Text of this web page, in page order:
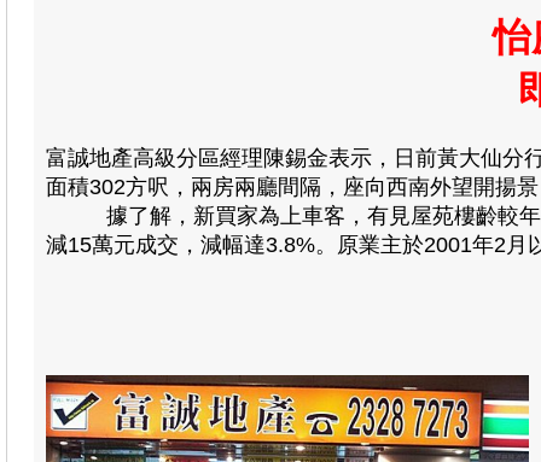
怡
富誠地產高級分區經理陳錫金表示，日前黃大仙分
面積302方呎，兩房兩廳間隔，座向西南外望開揚
據了解，新買家為上車客，有見屋苑樓齡較年
減15萬元成交，減幅達3.8%。 原業主於2001年2月